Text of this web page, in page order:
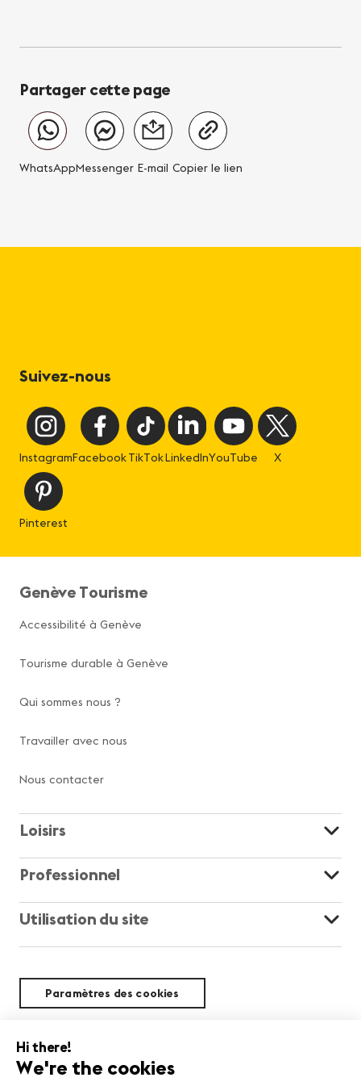
Partager cette page
WhatsAppMessenger E-mail Copier le lien
Suivez-nous
InstagramFacebookTikTokLinkedInYouTube X
Pinterest
Genève Tourisme
Accessibilité à Genève
Tourisme durable à Genève
Qui sommes nous ?
Travailler avec nous
Nous contacter
Loisirs
Professionnel
Utilisation du site
Paramètres des cookies
Durabilité